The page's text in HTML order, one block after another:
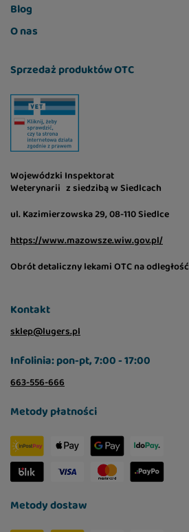
Blog
O nas
Sprzedaż produktów OTC
Wojewódzki Inspektorat
Weterynarii z siedzibą w Siedlcach
ul. Kazimierzowska 29, 08-110 Siedlce
https://www.mazowsze.wiw.gov.pl/
Obrót detaliczny lekami OTC na odległość
Kontakt
sklep@lugers.pl
Infolinia: pon-pt, 7:00 - 17:00
663-556-666
Metody płatności
Metody dostaw